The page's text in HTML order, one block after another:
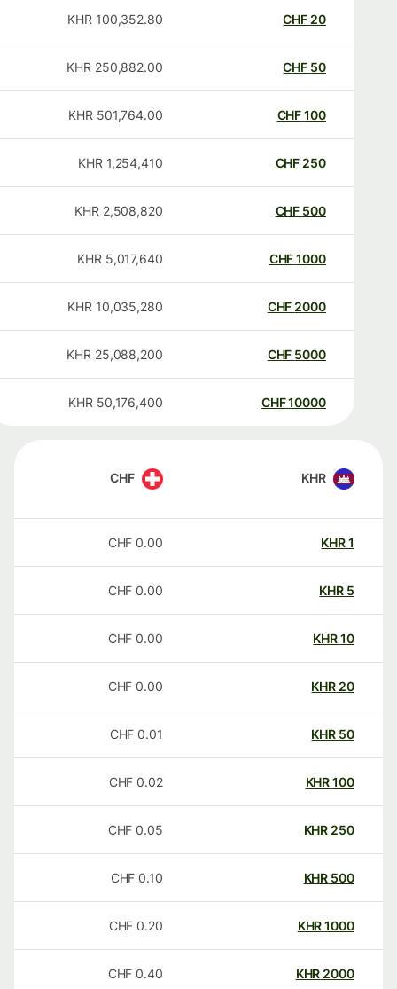
20
CHF
100,352.80
KHR
50
CHF
250,882.00
KHR
100
CHF
501,764.00
KHR
250
CHF
1,254,410
KHR
500
CHF
2,508,820
KHR
1000
CHF
5,017,640
KHR
2000
CHF
10,035,280
KHR
5000
CHF
25,088,200
KHR
10000
CHF
50,176,400
KHR
KHR
CHF
KHR
0.00
CHF
KHR
0.00
CHF
KHR
0.00
CHF
20
KHR
0.00
CHF
50
KHR
0.01
CHF
100
KHR
0.02
CHF
250
KHR
0.05
CHF
500
KHR
0.10
CHF
1000
KHR
0.20
CHF
2000
KHR
0.40
CHF